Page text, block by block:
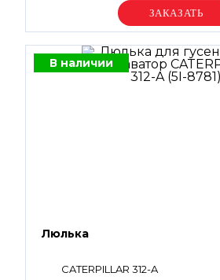
Уточняйте цену
В наличии
Люлька
CATERPILLAR 312-A